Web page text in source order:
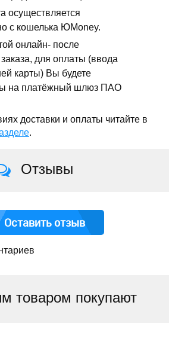
осуществляется
с кошелька ЮMoney.
онлайн- после
для оплаты (ввода
карты) Вы будете
на платёжный шлюз ПАО
доставки и оплаты читайте в
.
Отзывы
Оставить отзыв
товаром покупают